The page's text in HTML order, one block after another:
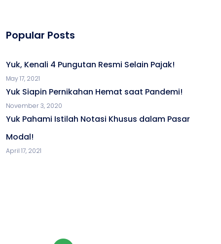
Popular Posts
Yuk, Kenali 4 Pungutan Resmi Selain Pajak!
May 17, 2021
Yuk Siapin Pernikahan Hemat saat Pandemi!
November 3, 2020
Yuk Pahami Istilah Notasi Khusus dalam Pasar
Modal!
April 17, 2021